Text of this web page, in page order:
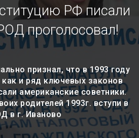
РФ писали
проголосовал!
признал, что в 1993 году
и ряд ключевых законов
американские советники.
родителей 1993г. вступи в
в г. Иваново